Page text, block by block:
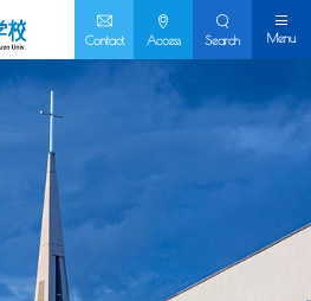
Contact Access Search Menu